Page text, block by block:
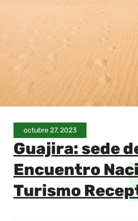
octubre 27, 2023
Guajira: sede
Encuentro
Turismo